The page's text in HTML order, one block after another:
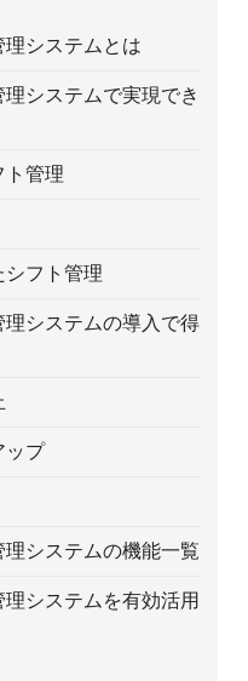
システムとは
システムで実現でき
管理
フト管理
システムの導入で得
ップ
システムの機能一覧
システムを有効活用